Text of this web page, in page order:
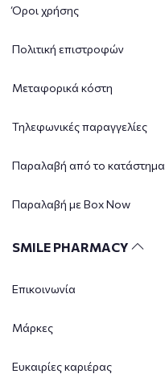
Όροι χρήσης
Πολιτική επιστροφών
Μεταφορικά κόστη
Τηλεφωνικές παραγγελίες
Παραλαβή από το κατάστημα
Παραλαβή με Box Now
SMILE PHARMACY
Επικοινωνία
Μάρκες
Ευκαιρίες καριέρας